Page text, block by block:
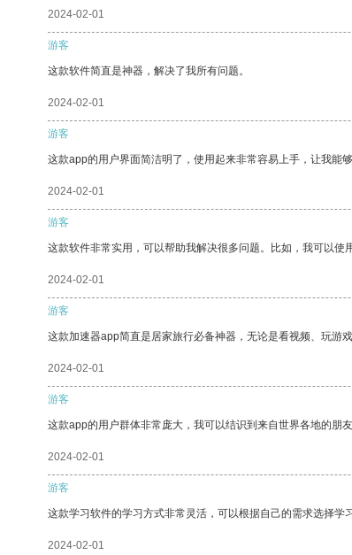
2024-02-01
游客
这款软件简直是神器，解决了我所有问题。
2024-02-01
游客
这款app的用户界面简洁明了，使用起来非常容易上手，让我能够
2024-02-01
游客
这款软件非常实用，可以帮助我解决很多问题。比如，我可以使
2024-02-01
游客
这款加速器app简直是居家旅行必备神器，无论是看视频、玩游
2024-02-01
游客
这款app的用户群体非常庞大，我可以结识到来自世界各地的朋友
2024-02-01
游客
这款学习软件的学习方式非常灵活，可以根据自己的需求选择学
2024-02-01